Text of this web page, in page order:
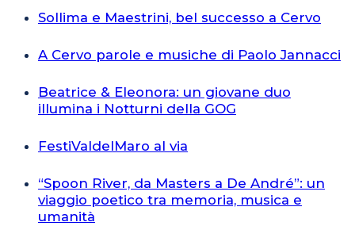
Sollima e Maestrini, bel successo a Cervo
A Cervo parole e musiche di Paolo Jannacci
Beatrice & Eleonora: un giovane duo
illumina i Notturni della GOG
FestiValdelMaro al via
“Spoon River, da Masters a De André”: un
viaggio poetico tra memoria, musica e
umanità